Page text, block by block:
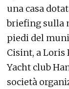
una casa
briefing sulla
piedi del
Cisint, a
Yacht club
società